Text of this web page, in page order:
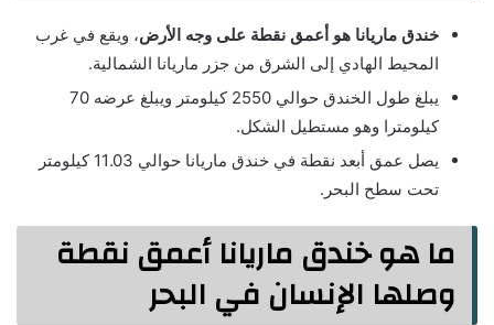
خندق ماريانا هو أعمق نقطة على وجه الأرض، ويقع في غرب
المحيط الهادي إلى الشرق من جزر ماريانا الشمالية.
يبلغ طول الخندق حوالي 2550 كيلومتر ويبلغ عرضه 70
كيلومترا وهو مستطيل الشكل.
يصل عمق أبعد نقطة في خندق ماريانا حوالي 11.03 كيلومتر
تحت سطح البحر.
ما هو خندق ماريانا أعمق نقطة
وصلها الإنسان في البحر